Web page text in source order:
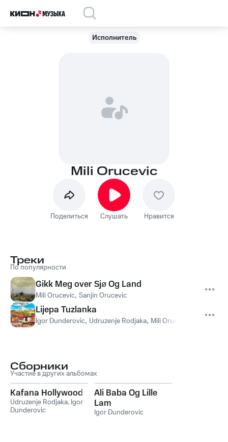
Исполнитель
Mili Orucevic
Поделиться Слушать Нравится
Треки
По популярности
Gikk Meg over Sjø Og Land
Mili Orucevic, Sanjin Orucevic
Lijepa Tuzlanka
Igor Dunderovic, Udruzenje Rodjaka, Mili Orucevic
Сборники
Участие в других альбомах
Kafana Hollywood
Udruzenje Rodjaka, Igor
Dunderovic
Ali Baba Og Lille
Lam
Igor Dunderovic